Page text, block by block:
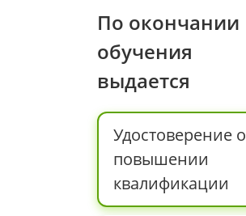
По окончании
обучения
выдается
Удостоверение о
повышении
квалификации